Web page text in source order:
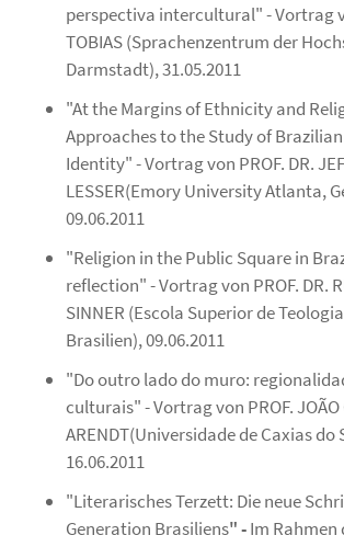
perspectiva intercultural" - Vortrag
TOBIAS (Sprachenzentrum der
Darmstadt), 31.05.2011
"At the Margins of Ethnicity and
Approaches to the Study of
Identity" - Vortrag von PROF. DR.
LESSER(Emory University Atlanta,
09.06.2011
"Religion in the Public Square in
reflection" - Vortrag von PROF. DR.
SINNER (Escola Superior de
Brasilien), 09.06.2011
"Do outro lado do muro:
culturais" - Vortrag von PROF. JOÃO
ARENDT(Universidade de Caxias do
16.06.2011
"Literarisches Terzett: Die neue
Generation Brasiliens" -Im Rahmen